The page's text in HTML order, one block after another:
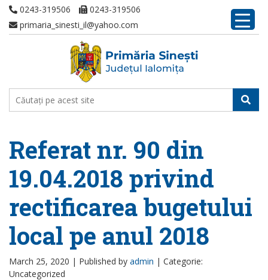
0243-319506
0243-319506
primaria_sinesti_il@yahoo.com
Referat nr. 90 din
19.04.2018 privind
rectificarea bugetului
local pe anul 2018
March 25, 2020 | Published by admin | Categorie:
Uncategorized